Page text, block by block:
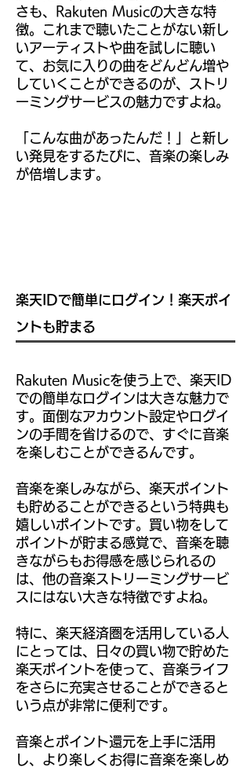
さも、Rakuten Musicの大きな特
徴。これまで聴いたことがない新し
いアーティストや曲を試しに聴い
て、お気に入りの曲をどんどん増や
していくことができるのが、ストリ
ーミングサービスの魅力ですよね。
「こんな曲があったんだ！」と新し
い発見をするたびに、音楽の楽しみ
が倍増します。
楽天IDで簡単にログイン！楽天ポイ
ントも貯まる
Rakuten Musicを使う上で、楽天ID
での簡単なログインは大きな魅力で
す。面倒なアカウント設定やログイ
ンの手間を省けるので、すぐに音楽
を楽しむことができるんです。
音楽を楽しみながら、楽天ポイント
も貯めることができるという特典も
嬉しいポイントです。買い物をして
ポイントが貯まる感覚で、音楽を聴
きながらもお得感を感じられるの
は、他の音楽ストリーミングサービ
スにはない大きな特徴ですよね。
特に、楽天経済圏を活用している人
にとっては、日々の買い物で貯めた
楽天ポイントを使って、音楽ライフ
をさらに充実させることができると
いう点が非常に便利です。
音楽とポイント還元を上手に活用
し、より楽しくお得に音楽を楽しめ